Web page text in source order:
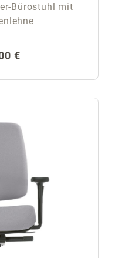
Bürostuhl mit
Preis:
€